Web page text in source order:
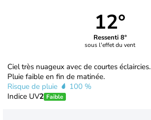
12°
Ressenti 8°
sous l'effet du vent
Ciel très nuageux avec de courtes éclaircies.
Pluie faible en fin de matinée.
Risque de pluie
100 %
Indice UV2 Faible